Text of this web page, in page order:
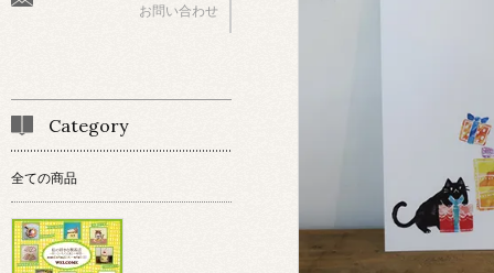
お問い合わせ
Category
全ての商品